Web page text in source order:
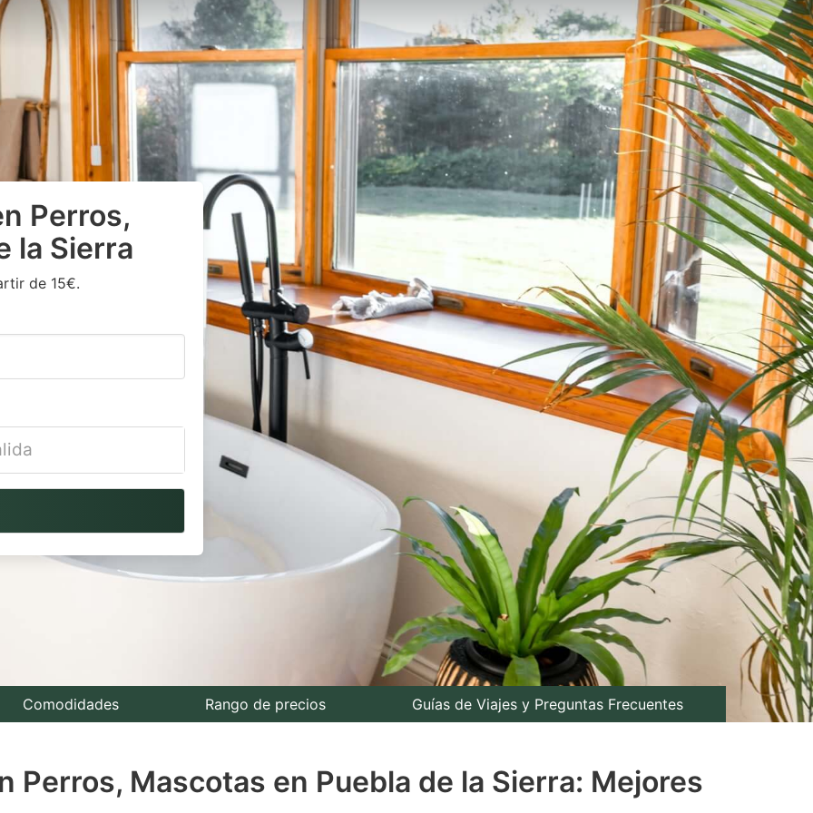
Perros,
la Sierra
de 15€.
Comodidades Rango de precios Guías de Viajes y Preguntas Frecuentes
Perros, Mascotas en Puebla de la Sierra: Mejores